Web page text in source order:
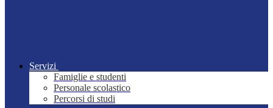
Servizi
Famiglie e studenti
Personale scolastico
Percorsi di studi